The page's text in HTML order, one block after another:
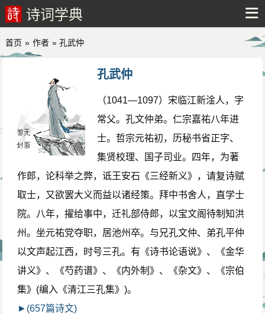
诗词学典
首页 » 作者 » 孔武仲
孔武仲
（1041—1097）宋临江新淦人，字
常父。孔文仲弟。仁宗嘉祐八年进
士。哲宗元祐初，历秘书省正字、
集贤校理、国子司业。四年，为著
作郎，论科举之弊，诋王安石《三经新义》，请复诗赋
取士，又欲罢大义而益以诸经策。拜中书舍人，直学士
院。八年，擢给事中，迁礼部侍郎，以宝文阁待制知洪
州。坐元祐党夺职，居池州卒。与兄孔文仲、弟孔平仲
以文声起江西，时号三孔。有《诗书论语说》、《金华
讲义》、《芍药谱》、《内外制》、《杂文》、《宗伯
集》(编入《清江三孔集》)。
►(657篇诗文)